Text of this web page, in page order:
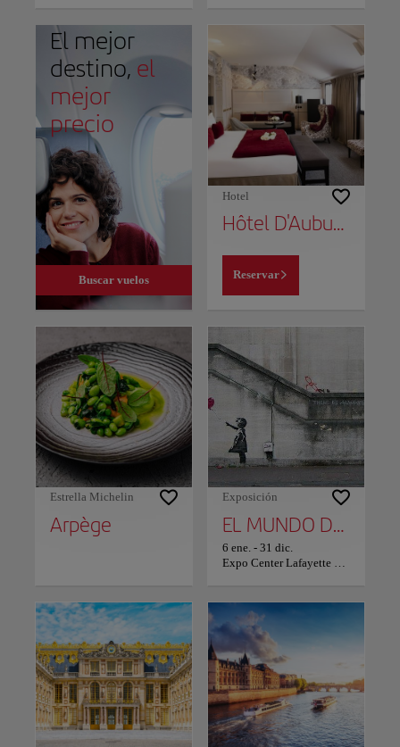
El mejor
destino, el
mejor
precio
Buscar vuelos
Hotel
Hôtel D'Aubusson
Reservar
Estrella Michelin
Arpège
Exposición
EL MUNDO DE BANKSY: POST
6 ene. - 31 dic.